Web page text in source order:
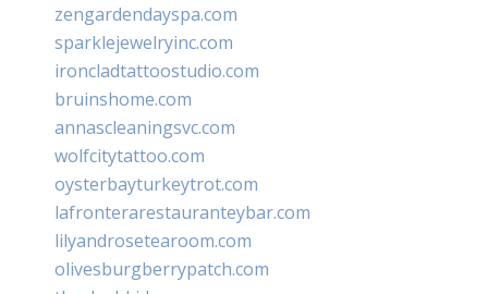
zengardendayspa.com
sparklejewelryinc.com
ironcladtattoostudio.com
bruinshome.com
annascleaningsvc.com
wolfcitytattoo.com
oysterbayturkeytrot.com
lafronterarestauranteybar.com
lilyandrosetearoom.com
olivesburgberrypatch.com